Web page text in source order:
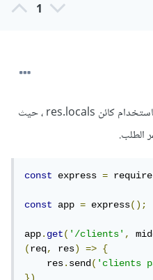
1
يمكنك تمرير المتغيرات بين الوسطاء باستخدام كائن res.locals ، حيث
الطلب.
const express =
const app = express();
app.get('/clients',
(req, res) =>
{
    res
.send('clients